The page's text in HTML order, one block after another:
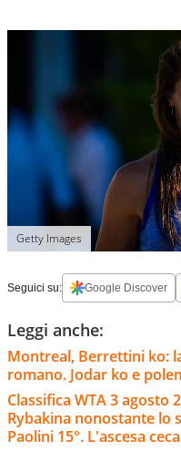
Getty Images
Seguici su: Google Discover
Leggi anche:
Montreal, Berrettini ko:
romano. Jodar ko e
Classifica WTA 3 agosto
Rybakina nonostante lo
Paolini 15°. L'ascesa ceca